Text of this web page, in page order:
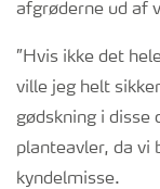
afgrøderne ud af
”Hvis ikke det
ville jeg helt
gødskning i disse
planteavler, da vi
kyndelmisse.